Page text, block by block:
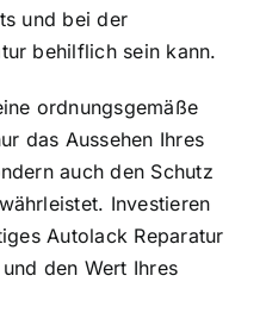
und bei der
behilflich sein kann.
ordnungsgemäße
das Aussehen Ihres
auch den Schutz
Investieren
Autolack Reparatur
den Wert Ihres